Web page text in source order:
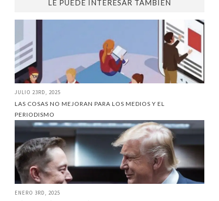
LE PUEDE INTERESAR TAMBIÉN
JULIO 23RD, 2025
LAS COSAS NO MEJORAN PARA LOS MEDIOS Y EL
PERIODISMO
ENERO 3RD, 2025